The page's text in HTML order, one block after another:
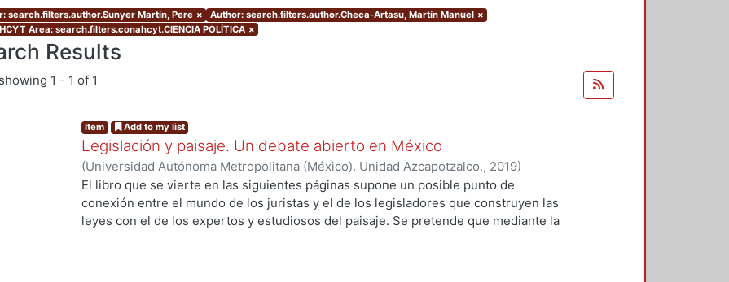
search.filters.author.Sunyer Martín, Pere × Author: search.filters.author.Checa-Artasu, Martín Manuel ×
Area: search.filters.conahcyt.CIENCIA POLÍTICA ×
Results
1 - 1 of 1
Item Add to my list
Legislación y paisaje. Un debate abierto en México
(Universidad Autónoma Metropolitana (México). Unidad Azcapotzalco., 2019)
Alonso Navarrete, Armando ;Checa-Artasu, Martín Manuel ;Larrucea Garritz,
Amaya;Sunyer Martín, Pere;Castellanos Arenas, Mariano;González Márquez, José
Juan; Adán Reséndiz, Ana Laura;Pacheco Ruiz, Ana María;Cancino Aguilar, Miguel
El libro que se vierte en las siguientes páginas supone un posible punto de
conexión entre el mundo de los juristas y el de los legisladores que construyen las
leyes con el de los expertos y estudiosos del paisaje. Se pretende que mediante la